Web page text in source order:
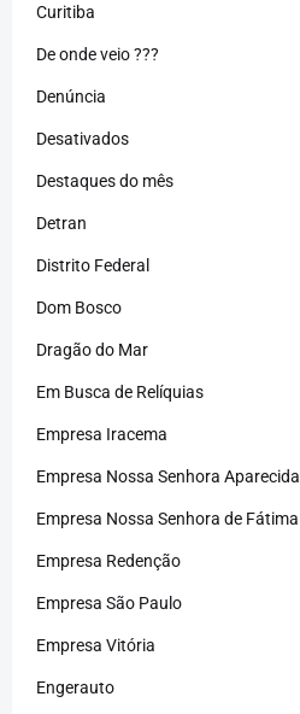
Curitiba
De onde veio ???
Denúncia
Desativados
Destaques do mês
Detran
Distrito Federal
Dom Bosco
Dragão do Mar
Em Busca de Relíquias
Empresa Iracema
Empresa Nossa Senhora Aparecida
Empresa Nossa Senhora de Fátima
Empresa Redenção
Empresa São Paulo
Empresa Vitória
Engerauto